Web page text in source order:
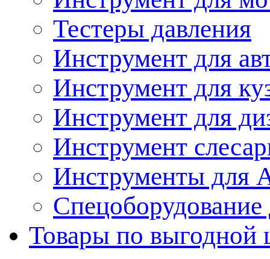
Тестеры давления
Инструмент для
Инструмент для
Инструмент для
Инструмент
Инструменты
Спецоборудование
Товары по выгодной